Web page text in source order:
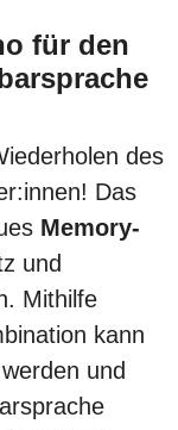
für den
des
Das
Memory-
und
Mithilfe
kann
und